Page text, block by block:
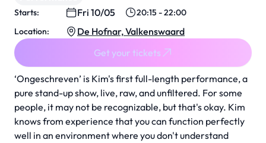
‘Ongeschreven’ is Kim's first full-length performance, a
pure stand-up show, live, raw, and unfiltered. For some
people, it may not be recognizable, but that's okay. Kim
knows from experience that you can function perfectly
well in an environment where you don't understand
Starts: Fri 10/05
20:15 - 22:00
Location:
De Hofnar, Valkenswaard
Get your tickets